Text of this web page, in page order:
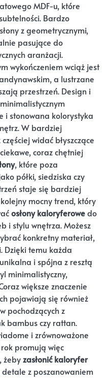
MDF-u, które
Bardzo
z geometrycznymi,
pasujące do
aranżacji.
wykończeniem wciąż jest
a lustrzane
przestrzeń. Design i
i stonowana kolorystyka
W bardziej
widać błyszczące
coraz chętniej
, które poza
półki, siedziska czy
staje się bardziej
mocny trend, który
osłony kaloryferowedo
i stylu wnętrza. Możesz
konkretny materiał,
Dzięki temu każda
i spójna z resztą
minimalistyczny,
większe znaczenie
pojawiają się również
pochodzących z
bambus czy rattan.
i zrównoważone
promują więc
żeby zasłonić kaloryfer
detale z poszanowaniem